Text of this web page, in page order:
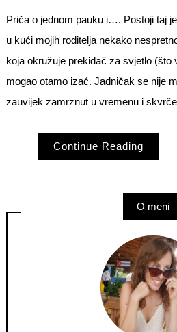
Priča o jednom pauku i…. Postoji taj
u kući mojih roditelja nekako
koja okružuje prekidač za svjetlo (što
mogao otamo izać. Jadničak se nije
zauvijek zamrznut u vremenu i
Continue Reading
O meni